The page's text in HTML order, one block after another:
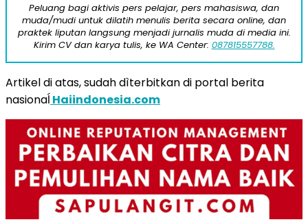
Peluang bagi aktivis pers pelajar, pers mahasiswa, dan
muda/mudi untuk dilatih menulis berita secara online, dan
praktek liputan langsung menjadi jurnalis muda di media ini.
Kirim CV dan karya tulis, ke WA Center: 087815557788.
Artikel di atas, sudah dìterbitkan di portal berita
nasionaĺ Haiindonesia.com